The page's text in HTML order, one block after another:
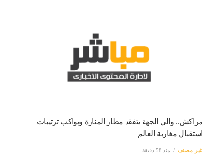
مراكش.. والي الجهة يتفقد مطار المنارة ويواكب ترتيبات
استقبال مغاربة العالم
غير مصنف منذ 58 دقيقة